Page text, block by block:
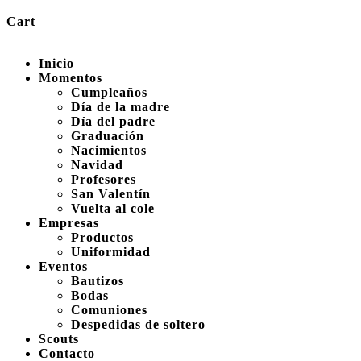
Cart
Inicio
Momentos
Cumpleaños
Día de la madre
Día del padre
Graduación
Nacimientos
Navidad
Profesores
San Valentín
Vuelta al cole
Empresas
Productos
Uniformidad
Eventos
Bautizos
Bodas
Comuniones
Despedidas de soltero
Scouts
Contacto